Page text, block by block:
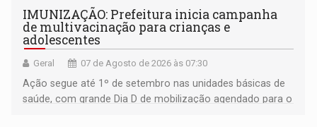
IMUNIZAÇÃO: Prefeitura inicia campanha
de multivacinação para crianças e
adolescentes
Geral 07 de Agosto de 2026 às 07:30
Ação segue até 1º de setembro nas unidades básicas de
saúde, com grande Dia D de mobilização agendado para o